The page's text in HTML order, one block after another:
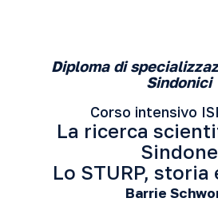
Diploma di
Sindonici
Corso intensivo
La ricerca
Sindone
Lo STURP,
Barrie